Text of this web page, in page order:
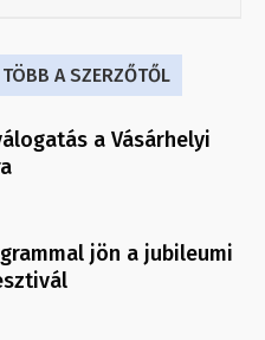
TÖBB A SZERZŐTŐL
a Vásárhelyi
jön a jubileumi